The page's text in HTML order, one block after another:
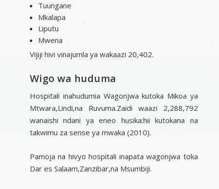
Tuungane
Mkalapa
Liputu
Mwena
Vijiji hivi vinajumla ya wakaazi 20,402.
Wigo wa huduma
Hospitali inahudumia Wagonjwa kutoka Mikoa ya
Mtwara,Lindi,na Ruvuma.Zaidi waazi 2,288,792
wanaishi ndani ya eneo husika:hii kutokana na
takwimu za sense ya mwaka (2010).
Pamoja na hivyo hospitali inapata wagonjwa toka
Dar es Salaam,Zanzibar,na Msumbiji.